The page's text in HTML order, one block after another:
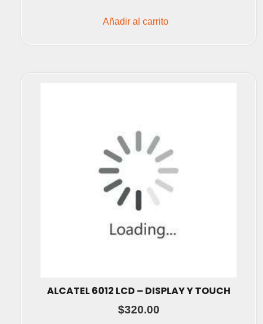
Añadir al carrito
ALCATEL 6012 LCD – DISPLAY Y TOUCH
$320.00